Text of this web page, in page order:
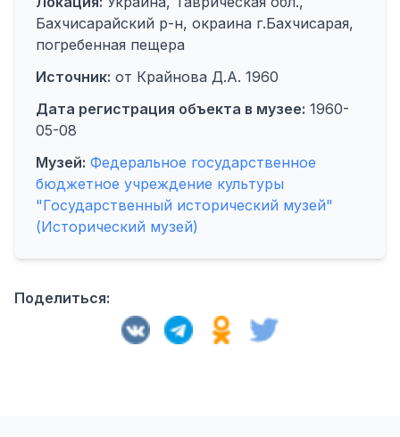
Бахчисарайский р-н, окраина г.Бахчисарая,
погребенная пещера
Источник: от Крайнова Д.А. 1960
Дата регистрация объекта в музее: 1960-
05-08
Музей: Федеральное государственное
бюджетное учреждение культуры
"Государственный исторический музей"
(Исторический музей)
Поделиться: